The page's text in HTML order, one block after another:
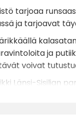
tarjoaa
ja tarjoavat
ja
voivat
Länsi-Sisilian